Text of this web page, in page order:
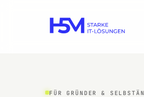
FÜR GRÜNDER &